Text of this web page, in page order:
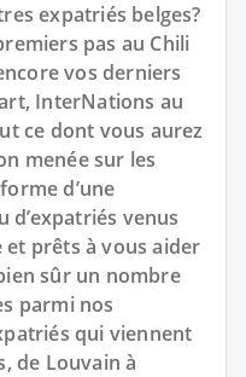
expatriés belges?
pas au Chili
vos derniers
InterNations au
ce dont vous aurez
menée sur les
d’une
d’expatriés venus
prêts à vous aider
sûr un nombre
parmi nos
qui viennent
de Louvain à